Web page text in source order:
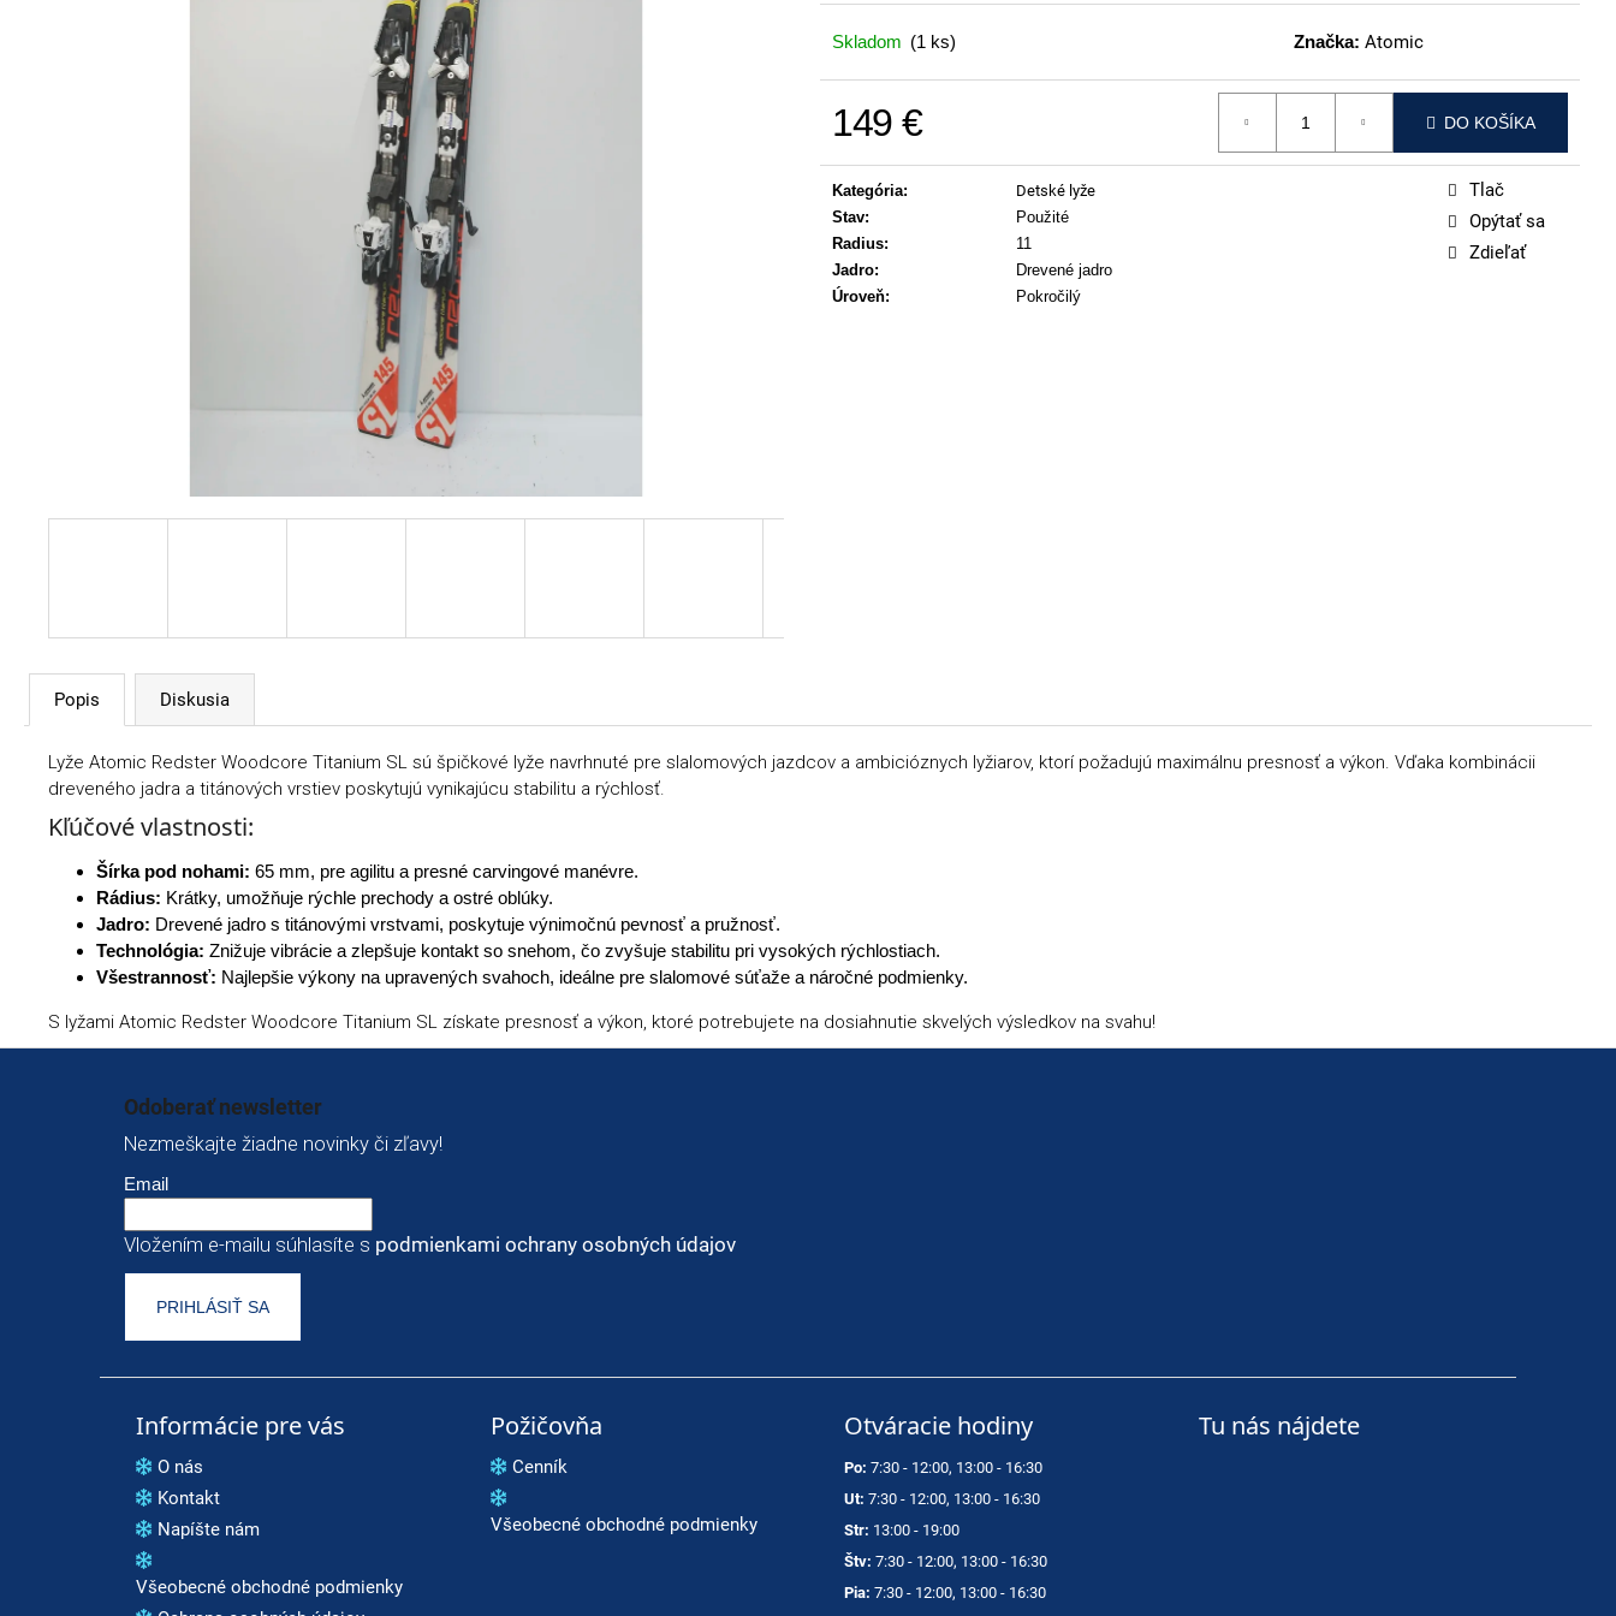
Skladom (1 ks) Značka: Atomic
149 € DO KOŠÍKA
Kategória:
Detské lyže
Stav:
Použité
Radius:
11
Jadro:
Drevené jadro
Úroveň: Pokročilý
Tlač
Opýtať sa
Zdieľať
Popis Diskusia
Lyže Atomic Redster Woodcore Titanium SL sú špičkové lyže navrhnuté pre slalomových jazdcov a ambicióznych lyžiarov, ktorí požadujú maximálnu presnosť a výkon. Vďaka kombinácii
dreveného jadra a titánových vrstiev poskytujú vynikajúcu stabilitu a rýchlosť.
Kľúčové vlastnosti:
Šírka pod nohami: 65 mm, pre agilitu a presné carvingové manévre.
Rádius: Krátky, umožňuje rýchle prechody a ostré oblúky.
Jadro: Drevené jadro s titánovými vrstvami, poskytuje výnimočnú pevnosť a pružnosť.
Technológia: Znižuje vibrácie a zlepšuje kontakt so snehom, čo zvyšuje stabilitu pri vysokých rýchlostiach.
Všestrannosť: Najlepšie výkony na upravených svahoch, ideálne pre slalomové súťaže a náročné podmienky.
S lyžami Atomic Redster Woodcore Titanium SL získate presnosť a výkon, ktoré potrebujete na dosiahnutie skvelých výsledkov na svahu!
Odoberať newsletter
Nezmeškajte žiadne novinky či zľavy!
Email
Vložením e-mailu súhlasíte s podmienkami ochrany osobných údajov
PRIHLÁSIŤ SA
Informácie pre vás
O nás
Kontakt
Napíšte nám
Všeobecné obchodné podmienky
Požičovňa
Cenník
Všeobecné obchodné podmienky
Otváracie hodiny
Po: 7:30 - 12:00, 13:00 - 16:30
Ut: 7:30 - 12:00, 13:00 - 16:30
Str: 13:00 - 19:00
Štv: 7:30 - 12:00, 13:00 - 16:30
Pia: 7:30 - 12:00, 13:00 - 16:30
Tu nás nájdete